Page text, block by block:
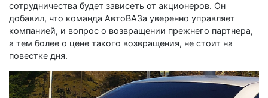
сотрудничества будет зависеть от акционеров. Он
добавил, что команда АвтоВАЗа уверенно управляет
компанией, и вопрос о возвращении прежнего партнера,
а тем более о цене такого возвращения, не стоит на
повестке дня.